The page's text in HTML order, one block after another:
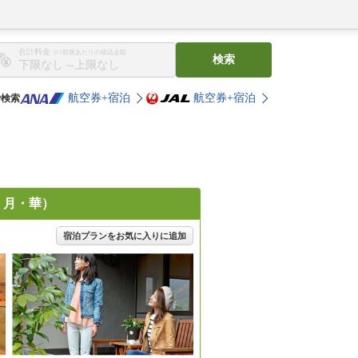
合計料金 ※1部屋あたりの税込金額
〜
検索
索 航空券+宿泊 航空券+宿泊
・華）
宿泊プランをお気に入りに追加